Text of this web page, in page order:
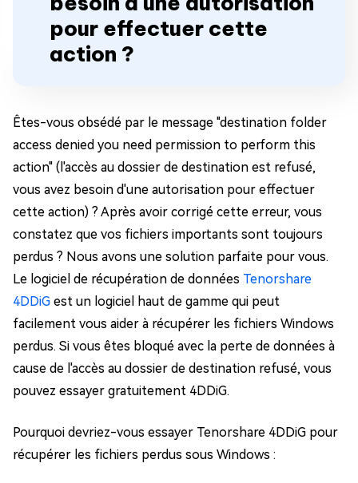
pour effectuer cette
action ?
Êtes-vous obsédé par le message "destination folder
access denied you need permission to perform this
action" (l'accès au dossier de destination est refusé,
vous avez besoin d'une autorisation pour effectuer
cette action) ? Après avoir corrigé cette erreur, vous
constatez que vos fichiers importants sont toujours
perdus ? Nous avons une solution parfaite pour vous.
Le logiciel de récupération de données Tenorshare
4DDiG est un logiciel haut de gamme qui peut
facilement vous aider à récupérer les fichiers Windows
perdus. Si vous êtes bloqué avec la perte de données à
cause de l'accès au dossier de destination refusé, vous
pouvez essayer gratuitement 4DDiG.
Pourquoi devriez-vous essayer Tenorshare 4DDiG pour
récupérer les fichiers perdus sous Windows :